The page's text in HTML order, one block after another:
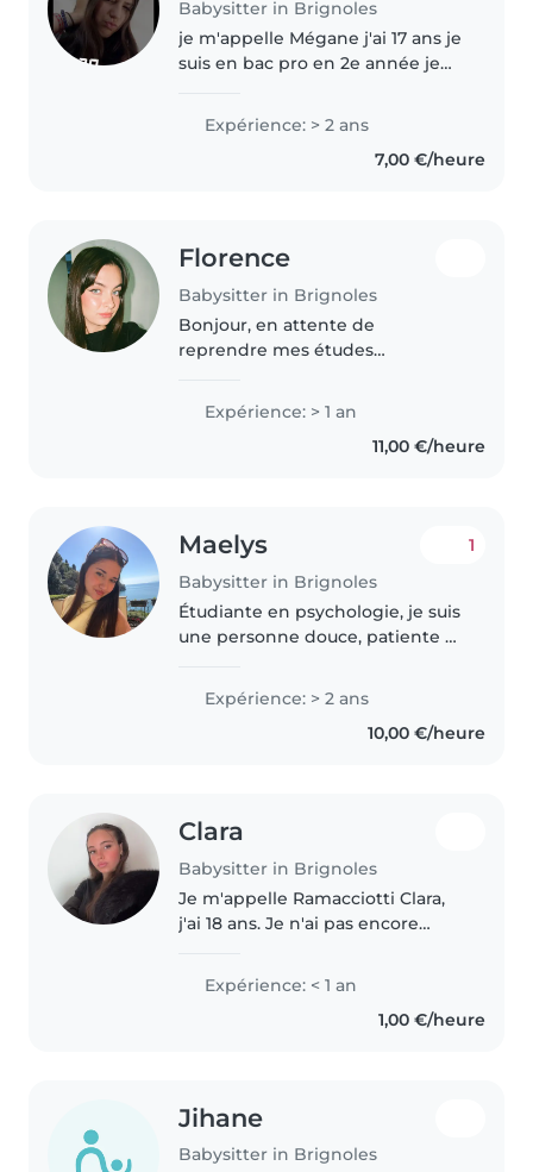
Babysitter in Brignoles
je m'appelle Mégane j'ai 17 ans je
suis en bac pro en 2e année je
responsable, créative et
attentionnée. J'ai 2 ans
d'expérience dans ma filière j'ai
Expérience: > 2 ans
7,00 €/heure
Florence
Babysitter in Brignoles
Bonjour, en attente de
reprendre mes études
propose mes services en
babysitting. Je suis à l'aise avec
les enfants ayant des besoins
Expérience: > 1 an
11,00 €/heure
Maelys
Babysitter in Brignoles
1
Étudiante en psychologie, je suis
une personne douce, patiente et
temps avec les enfants, leur
proposer des activités adaptées
à leur âge et veiller à ce..
Expérience: > 2 ans
10,00 €/heure
Clara
Babysitter in Brignoles
Je m'appelle Ramacciotti Clara,
j'ai 18 ans. Je n'ai pas encore
stage en périscolaire. Durant ce
Expérience: < 1 an
1,00 €/heure
Jihane
Babysitter in Brignoles